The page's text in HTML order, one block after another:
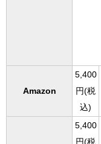
Amazon
5,400
円(税
込)
5,400
円(税